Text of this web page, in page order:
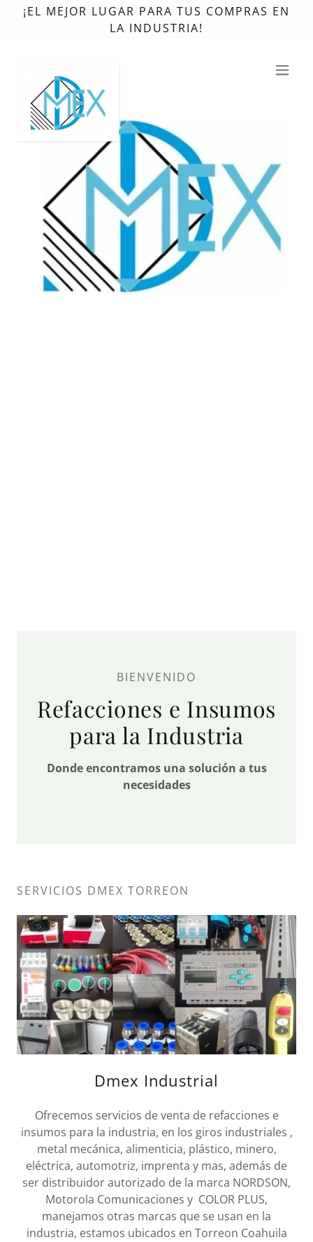
¡EL MEJOR LUGAR PARA TUS COMPRAS EN
LA INDUSTRIA!
BIENVENIDO
Refacciones e Insumos
para la Industria
Donde encontramos una solución a tus
necesidades
SERVICIOS DMEX TORREON
Dmex Industrial
Ofrecemos servicios de venta de refacciones e
insumos para la industria, en los giros industriales ,
metal mecánica, alimenticia, plástico, minero,
eléctrica, automotriz, imprenta y mas, además de
ser distribuidor autorizado de la marca NORDSON,
Motorola Comunicaciones y COLOR PLUS,
manejamos otras marcas que se usan en la
industria, estamos ubicados en Torreon Coahuila